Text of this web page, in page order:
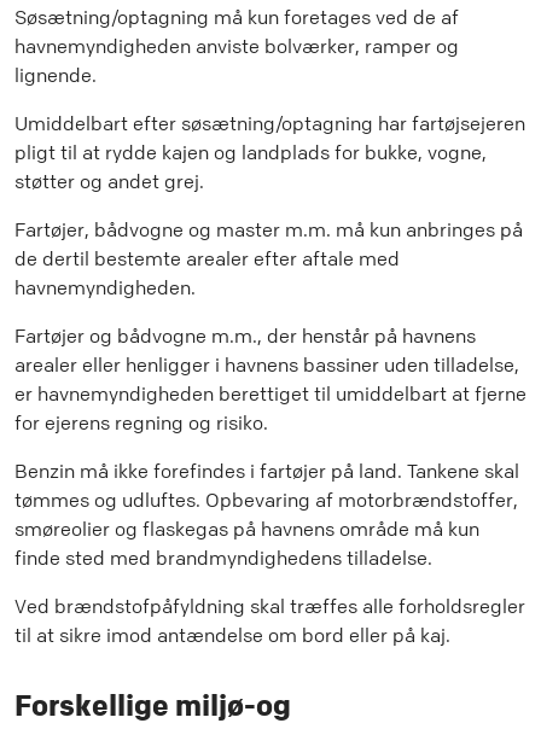
Søsætning/optagning må kun foretages ved de af
havnemyndigheden anviste bolværker, ramper og
lignende.
Umiddelbart efter søsætning/optagning har fartøjsejeren
pligt til at rydde kajen og landplads for bukke, vogne,
støtter og andet grej.
Fartøjer, bådvogne og master m.m. må kun anbringes på
de dertil bestemte arealer efter aftale med
havnemyndigheden.
Fartøjer og bådvogne m.m., der henstår på havnens
arealer eller henligger i havnens bassiner uden tilladelse,
er havnemyndigheden berettiget til umiddelbart at fjerne
for ejerens regning og risiko.
Benzin må ikke forefindes i fartøjer på land. Tankene skal
tømmes og udluftes. Opbevaring af motorbrændstoffer,
smøreolier og flaskegas på havnens område må kun
finde sted med brandmyndighedens tilladelse.
Ved brændstofpåfyldning skal træffes alle forholdsregler
til at sikre imod antændelse om bord eller på kaj.
Forskellige miljø-og